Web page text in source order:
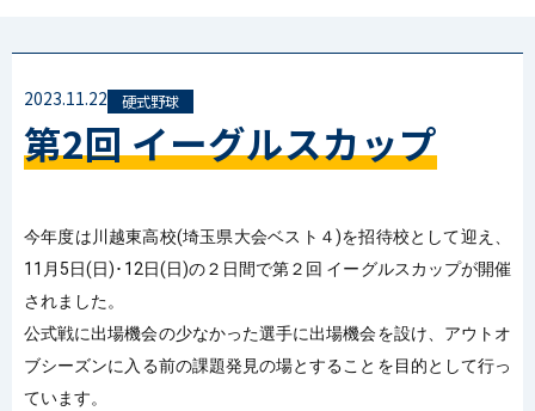
2023.11.22 硬式野球
第2回 イーグルスカップ
今年度は川越東高校(埼玉県大会ベスト４)を招待校として迎え、
11月5日(日)･12日(日)の２日間で第２回 イーグルスカップが開催
されました。
公式戦に出場機会の少なかった選手に出場機会を設け、アウトオ
ブシーズンに 入る前の課題発見の場とすることを目的として行っ
ています。